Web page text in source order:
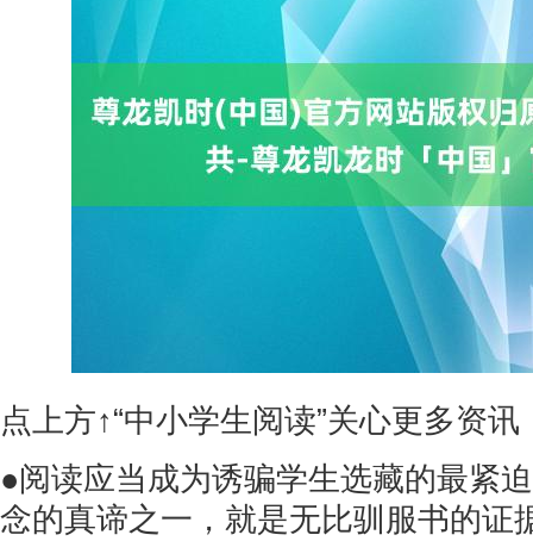
点上方↑“中小学生阅读”关心更多资讯
●阅读应当成为诱骗学生选藏的最紧
念的真谛之一，就是无比驯服书的